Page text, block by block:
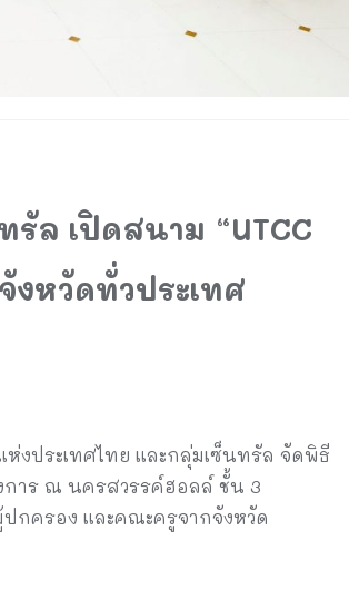
ล เปิดสนาม “UTCC
งหวัดทั่วประเทศ
งประเทศไทย และกลุ่มเซ็นทรัล จัดพิธี
การ ณ นครสวรรค์ฮอลล์ ชั้น 3
กครอง และคณะครูจากจังหวัด